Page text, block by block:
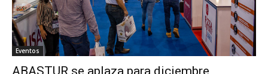
Eventos
ABASTUR se aplaza para diciembre